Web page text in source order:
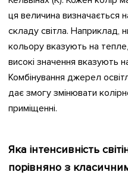
ця величина визначається
складу світла. Наприклад,
кольору вказують на
високі значення вказують
Комбінування джерел
дає змогу змінювати
приміщенні.
Яка інтенсивність
порівняно з